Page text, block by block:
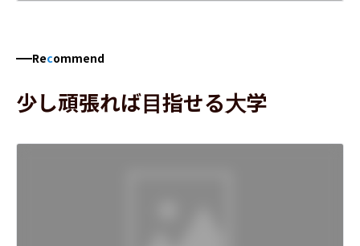
Recommend
少し頑張れば目指せる大学